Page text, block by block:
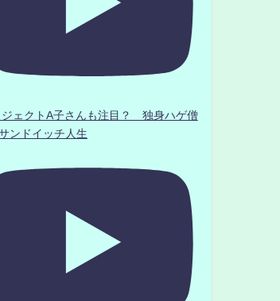
ジェクトA子さんも注目？ 独身ハゲ僧
ンドイッチ人生